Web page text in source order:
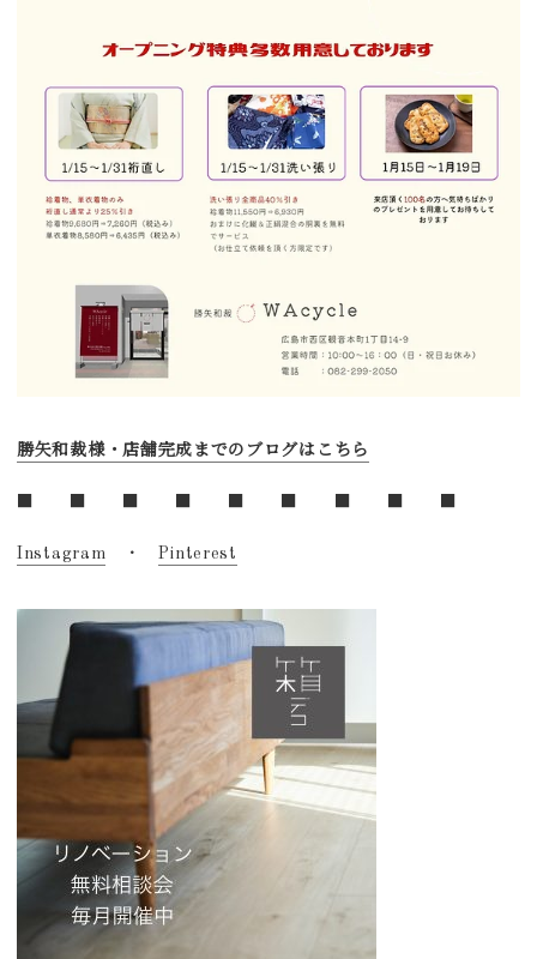
勝矢和裁様・店舗完成までのブログはこちら
Instagram ・ Pinterest